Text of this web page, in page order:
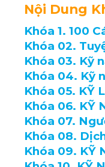
Nội Dung
Khóa 1. 100
Khóa 02.
Khóa 03. Kỹ
Khóa 04. Kỹ
Khóa 05. KỸ
Khóa 06. KỸ
Khóa 07.
Khóa 08.
Khóa 09. KỸ